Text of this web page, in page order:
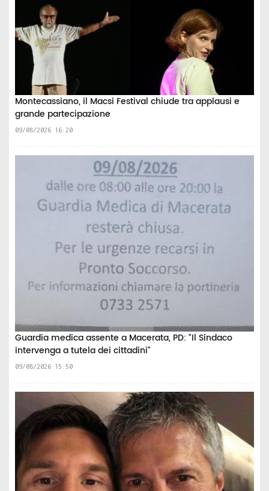
Montecassiano, il Macsi Festival chiude tra applausi e
grande partecipazione
09/08/2026 16:20
Guardia medica assente a Macerata, PD: "Il Sindaco
intervenga a tutela dei cittadini"
09/08/2026 15:50